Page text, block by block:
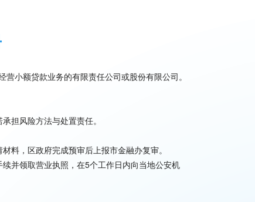
小额贷款业务的有限责任公司或股份有限公司。
担风险方法与处置责任。
料，区政府完成预审后上报市金融办复审。
并领取营业执照，在5个工作日内向当地公安机